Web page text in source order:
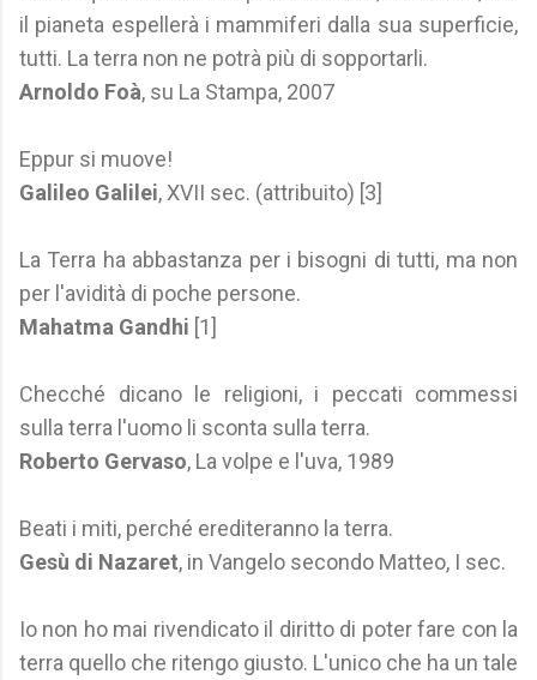
il pianeta espellerà i mammiferi dalla sua superficie,
tutti. La terra non ne potrà più di sopportarli.
Arnoldo Foà, su La Stampa, 2007
Eppur si muove!
Galileo Galilei, XVII sec. (attribuito) [3]
La Terra ha abbastanza per i bisogni di tutti, ma non
per l'avidità di poche persone.
Mahatma Gandhi [1]
Checché dicano le religioni, i peccati commessi
sulla terra l'uomo li sconta sulla terra.
Roberto Gervaso, La volpe e l'uva, 1989
Beati i miti, perché erediteranno la terra.
Gesù di Nazaret, in Vangelo secondo Matteo, I sec.
Io non ho mai rivendicato il diritto di poter fare con la
terra quello che ritengo giusto. L'unico che ha un tale